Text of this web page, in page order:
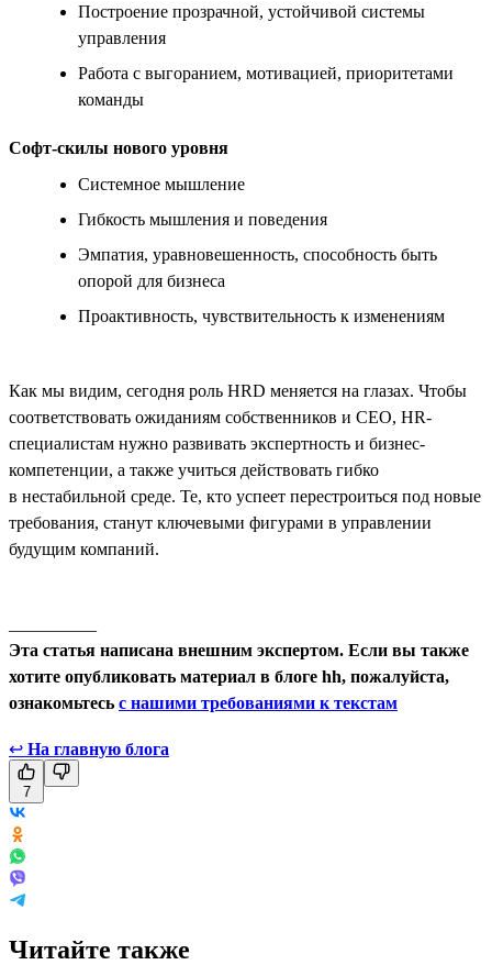
Построение прозрачной, устойчивой системы
управления
Работа с выгоранием, мотивацией, приоритетами
команды
Софт-скилы нового уровня
Системное мышление
Гибкость мышления и поведения
Эмпатия, уравновешенность, способность быть
опорой для бизнеса
Проактивность, чувствительность к изменениям
Как мы видим, сегодня роль HRD меняется на глазах. Чтобы
соответствовать ожиданиям собственников и СЕО, HR-
специалистам нужно развивать экспертность и бизнес-
компетенции, а также учиться действовать гибко
в нестабильной среде. Те, кто успеет перестроиться под новые
требования, станут ключевыми фигурами в управлении
будущим компаний.
Эта статья написана внешним экспертом. Если вы также
хотите опубликовать материал в блоге hh, пожалуйста,
ознакомьтесь с нашими требованиями к текстам
↩ На главную блога
7
Читайте также